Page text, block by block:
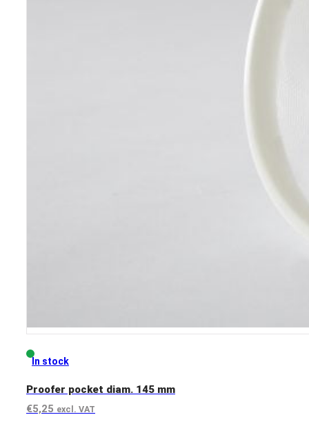
In stock
Proofer pocket diam. 145 mm
€5,25 excl. VAT